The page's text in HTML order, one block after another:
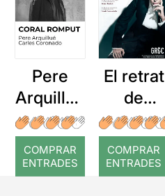
Pere
Arquillué
: Coral
romput
COMPRAR
ENTRADES
El retrat
de
Dorian
Gray
COMPRAR
ENTRADES